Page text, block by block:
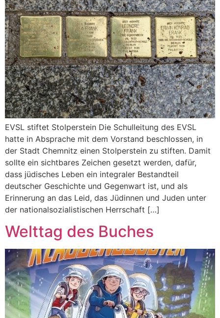
EVSL stiftet Stolperstein Die Schulleitung des EVSL
hatte in Absprache mit dem Vorstand beschlossen, in
der Stadt Chemnitz einen Stolperstein zu stiften. Damit
sollte ein sichtbares Zeichen gesetzt werden, dafür,
dass jüdisches Leben ein integraler Bestandteil
deutscher Geschichte und Gegenwart ist, und als
Erinnerung an das Leid, das Jüdinnen und Juden unter
der nationalsozialistischen Herrschaft […]
Welttag des Buches